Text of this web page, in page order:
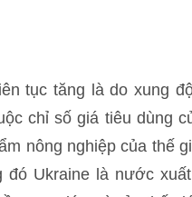
tục tăng là do xung
chỉ số giá tiêu dùng
nông nghiệp của thế
Ukraine là nước